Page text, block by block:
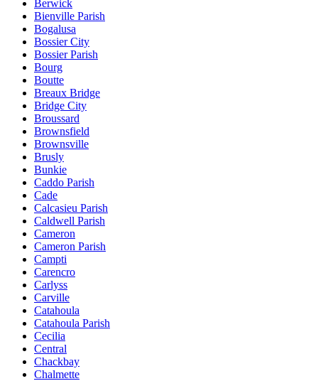
Berwick
Bienville Parish
Bogalusa
Bossier City
Bossier Parish
Bourg
Boutte
Breaux Bridge
Bridge City
Broussard
Brownsfield
Brownsville
Brusly
Bunkie
Caddo Parish
Cade
Calcasieu Parish
Caldwell Parish
Cameron
Cameron Parish
Campti
Carencro
Carlyss
Carville
Catahoula
Catahoula Parish
Cecilia
Central
Chackbay
Chalmette